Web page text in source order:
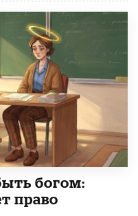
богом:
право